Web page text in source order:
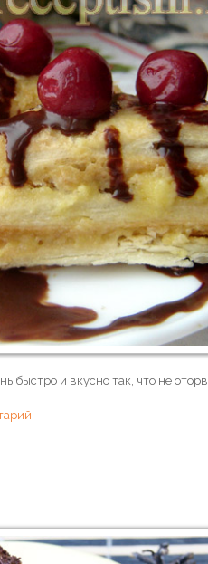
быстро и вкусно так, что не